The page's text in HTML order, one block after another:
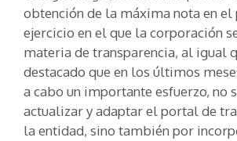
obtención de la máxima nota en
ejercicio en el que la corporación
materia de transparencia, al igual
destacado que en los últimos
a cabo un importante esfuerzo, no
actualizar y adaptar el portal de
la entidad, sino también por